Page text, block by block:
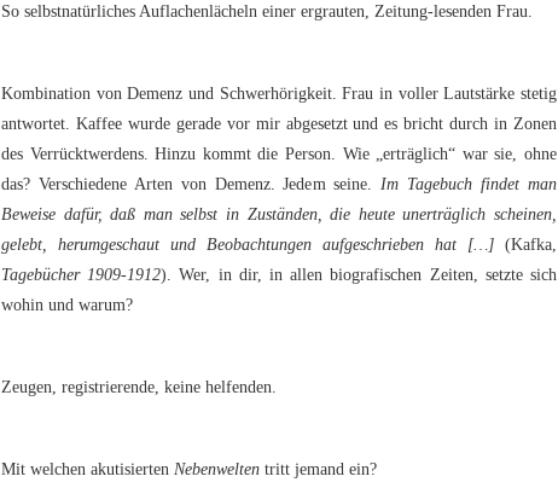
So selbstnatürliches Auflachenlächeln einer ergrauten, Zeitung-lesenden Frau.
Kombination von Demenz und Schwerhörigkeit. Frau in voller Lautstärke stetig
antwortet. Kaffee wurde gerade vor mir abgesetzt und es bricht durch in Zonen
des Verrücktwerdens. Hinzu kommt die Person. Wie „erträglich“ war sie, ohne
das? Verschiedene Arten von Demenz. Jedem seine. Im Tagebuch findet man
Beweise dafür, daß man selbst in Zuständen, die heute unerträglich scheinen,
gelebt, herumgeschaut und Beobachtungen aufgeschrieben hat […] (Kafka,
Tagebücher 1909-1912). Wer, in dir, in allen biografischen Zeiten, setzte sich
wohin und warum?
Zeugen, registrierende, keine helfenden.
Mit welchen akutisierten Nebenwelten tritt jemand ein?